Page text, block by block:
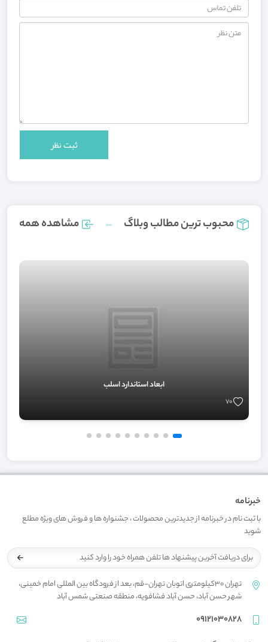
محبوب ترین مطالب وبلاگ مشاهده همه
ابعاد استاندارد اسلب
70
خبرنامه
با ثبت نام در خبرنامه از جدیدترین محصولات ، جشنواره ها و فروش های ویژه مطلع
شوید
تهران 30کیلومتری اتوبان تهران-قم، بعد از فرودگاه بین المللی امام خمینی،
شهر حسن آباد، حسن آباد فشافویه، منطقه صنعتی شمس آباد
09121030828